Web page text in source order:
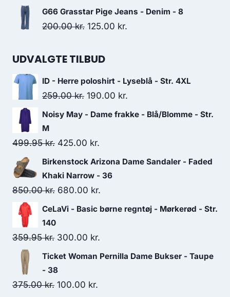
price
was:
price
G66 Grasstar Pige Jeans - Denim - 8
200.00kr. Original
was:
125.00 kr.
UDVALGTE TILBUD
ID - Herre poloshirt - Lyseblå - Str. 4XL
259.00kr. Original
price
259.00 kr..
190.00 kr.
price
Noisy May - Dame frakke - Blå/Blomme - Str.
M
499.95kr. Original
price
was:
499.95 kr..
425.00 kr.
price
is:
Birkenstock Arizona Dame Sandaler - Faded
Khaki Narrow - 36
850.00kr. Original
price
850.00 kr..
680.00 kr.
price
CeLaVi - Basic børne regntøj - Mørkerød - Str.
140
359.95kr. Original
price
was:
359.95 kr..
300.00 kr.
price
Ticket Woman Pernilla Dame Bukser - Taupe
- 38
375.00kr. Original
100.00 kr.